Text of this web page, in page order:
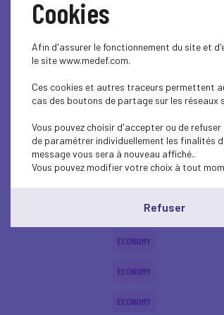
ECONOMY
ECONOMY
ECONOMY
ECONOMY
ECONOMY
ECONOMY
ECONOMY
Cookies
Afin d'assurer le fonctionnement du site et
le site www.medef.com.
Ces cookies et autres traceurs permettent
cas des boutons de partage sur les
Vous pouvez choisir d'accepter ou de
de paramétrer individuellement les finalités
message vous sera à nouveau affiché..
Vous pouvez modifier votre choix à tout
Refuser